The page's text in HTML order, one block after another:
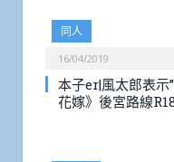
同人
16/04/2019
本子er|風太郎表示
花嫁》後宮路線